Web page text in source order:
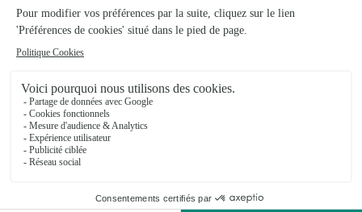
Fleur D’arum
★★★★★4.5 (26)
Voir la boutique